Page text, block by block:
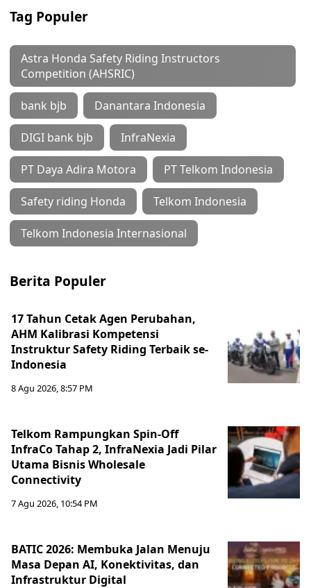
Tag Populer
Astra Honda Safety Riding Instructors
Competition (AHSRIC)
bank bjb Danantara Indonesia
DIGI bank bjb InfraNexia
PT Daya Adira Motora PT Telkom Indonesia
Safety riding Honda Telkom Indonesia
Telkom Indonesia Internasional
Berita Populer
17 Tahun Cetak Agen Perubahan,
AHM Kalibrasi Kompetensi
Instruktur Safety Riding Terbaik se-
Indonesia
8 Agu 2026, 8:57 PM
Telkom Rampungkan Spin-Off
InfraCo Tahap 2, InfraNexia Jadi Pilar
Utama Bisnis Wholesale
Connectivity
7 Agu 2026, 10:54 PM
BATIC 2026: Membuka Jalan Menuju
Masa Depan AI, Konektivitas, dan
Infrastruktur Digital